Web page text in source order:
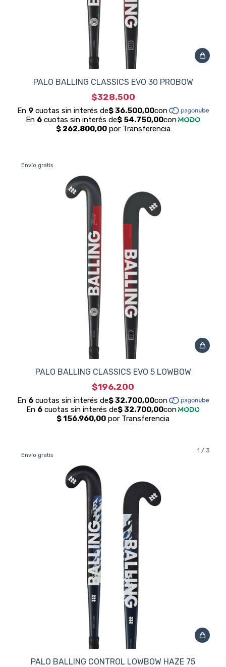
PALO BALLING CLASSICS EVO 30 PROBOW
$328.500
Envío gratis
PALO BALLING CLASSICS EVO 5 LOWBOW
$196.200
1 / 3
Envío gratis
PALO BALLING CONTROL LOWBOW HAZE 75